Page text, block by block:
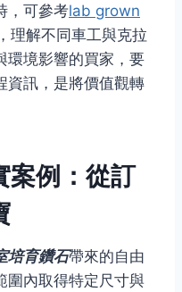
，可參考lab grown
理解不同車工與克拉
環境影響的買家，要
資訊，是將價值觀轉
案例：從訂
培育鑽石帶來的自由
圍內取得特定尺寸與